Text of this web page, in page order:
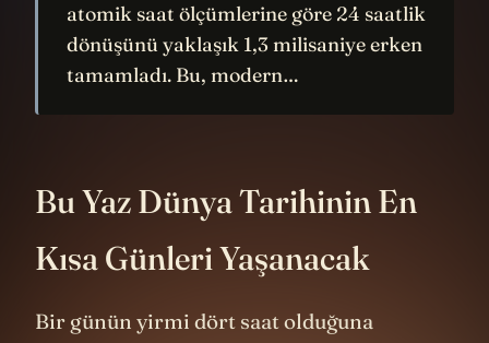
atomik saat ölçümlerine göre 24 saatlik
dönüşünü yaklaşık 1,3 milisaniye erken
tamamladı. Bu, modern…
Bu Yaz Dünya Tarihinin En
Kısa Günleri Yaşanacak
Bir günün yirmi dört saat olduğuna